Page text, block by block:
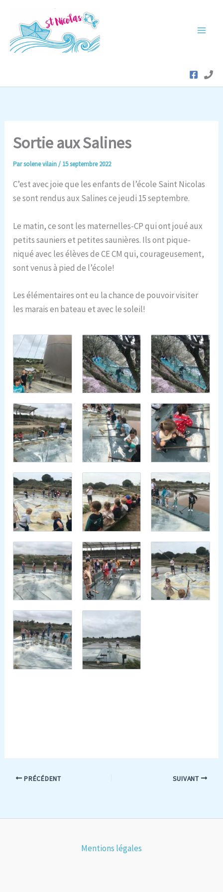
contenu
Sortie aux Salines
Parsolene vilain/ 15 septembre 2022
C’est avec joie que les enfants de l’école Saint Nicolas
se sont rendus aux Salines ce jeudi 15 septembre.
Le matin, ce sont les maternelles-CP qui ont joué aux
petits sauniers et petites saunières. Ils ont pique-
niqué avec les élèves de CE CM qui, courageusement,
sont venus à pied de l’école!
Les élémentaires ont eu la chance de pouvoir visiter
les marais en bateau et avec le soleil!
PRÉCÉDENT SUIVANT
Mentions légales